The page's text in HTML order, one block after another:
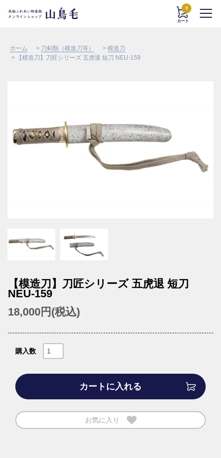
カート
0
ホーム > 刀剣類（模造刀等） > 模造刀
> 【模造刀】刀匠シリーズ 五虎退 短刀 NEU-159
【模造刀】刀匠シリーズ 五虎退 短刀
NEU-159
18,000円(税込)
購入数
カートに入れる
お気に入り